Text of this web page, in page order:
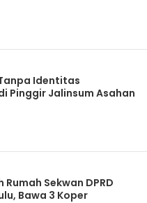
Identitas
Pinggir Jalinsum Asahan
Rumah Sekwan DPRD
Bawa 3 Koper